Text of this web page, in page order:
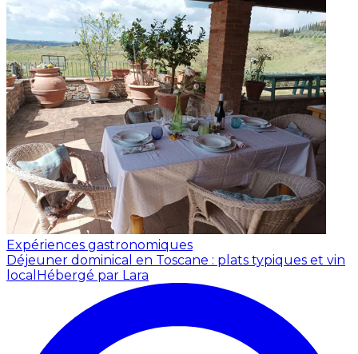
Expériences gastronomiques
Déjeuner dominical en Toscane : plats typiques et vin
local Hébergé par Lara